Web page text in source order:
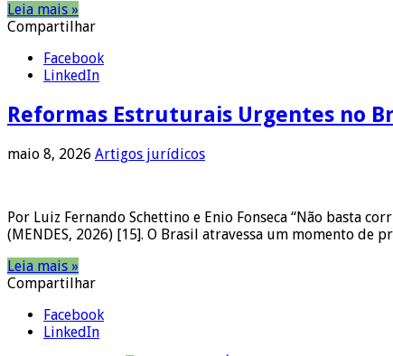
Leia mais »
Compartilhar
Facebook
LinkedIn
Reformas Estruturais Urgentes no
maio 8, 2026 Artigos jurídicos
Por Luiz Fernando Schettino e Enio Fonseca “Não basta
(MENDES, 2026) [15]. O Brasil atravessa um momento
Leia mais »
Compartilhar
Facebook
LinkedIn